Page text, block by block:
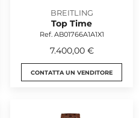
BREITLING
Top Time
Ref. AB01766A1A1X1
7.400,00 €
CONTATTA UN VENDITORE